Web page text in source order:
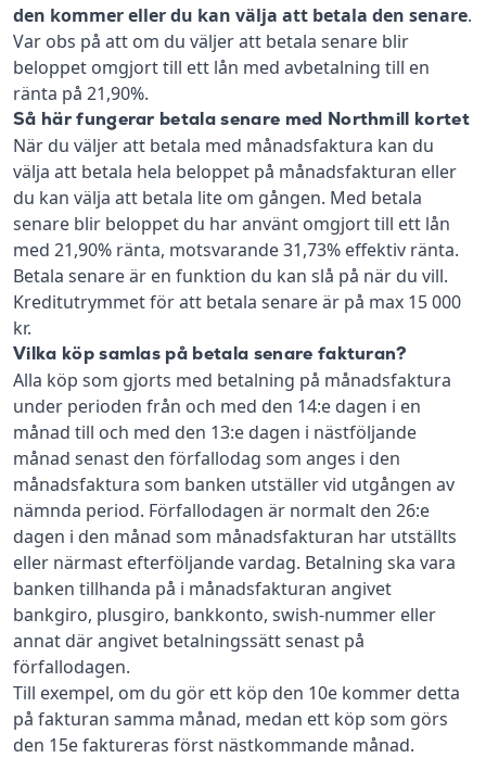
den kommer eller du kan välja att betala den senare.
Var obs på att om du väljer att betala senare blir
beloppet omgjort till ett lån med avbetalning till en
ränta på 21,90%.
Så här fungerar betala senare med Northmill kortet
När du väljer att betala med månadsfaktura kan du
välja att betala hela beloppet på månadsfakturan eller
du kan välja att betala lite om gången. Med betala
senare blir beloppet du har använt omgjort till ett lån
med 21,90% ränta, motsvarande 31,73% effektiv ränta.
Betala senare är en funktion du kan slå på när du vill.
Kreditutrymmet för att betala senare är på max 15 000
kr.
Vilka köp samlas på betala senare fakturan?
Alla köp som gjorts med betalning på månadsfaktura
under perioden från och med den 14:e dagen i en
månad till och med den 13:e dagen i nästföljande
månad senast den förfallodag som anges i den
månadsfaktura som banken utställer vid utgången av
nämnda period. Förfallodagen är normalt den 26:e
dagen i den månad som månadsfakturan har utställts
eller närmast efterföljande vardag. Betalning ska vara
banken tillhanda på i månadsfakturan angivet
bankgiro, plusgiro, bankkonto, swish-nummer eller
annat där angivet betalningssätt senast på
förfallodagen.
Till exempel, om du gör ett köp den 10e kommer detta
på fakturan samma månad, medan ett köp som görs
den 15e faktureras först nästkommande månad.